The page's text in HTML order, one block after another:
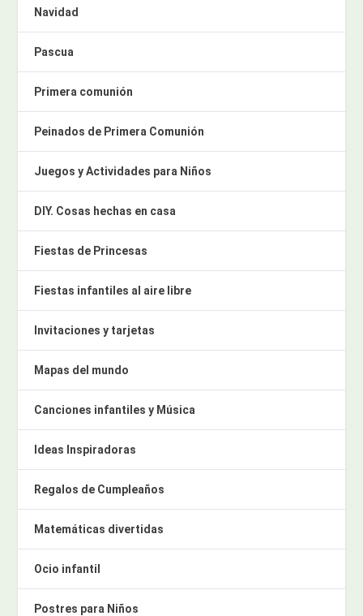
Navidad
Pascua
Primera comunión
Peinados de Primera Comunión
Juegos y Actividades para Niños
DIY. Cosas hechas en casa
Fiestas de Princesas
Fiestas infantiles al aire libre
Invitaciones y tarjetas
Mapas del mundo
Canciones infantiles y Música
Ideas Inspiradoras
Regalos de Cumpleaños
Matemáticas divertidas
Ocio infantil
Postres para Niños